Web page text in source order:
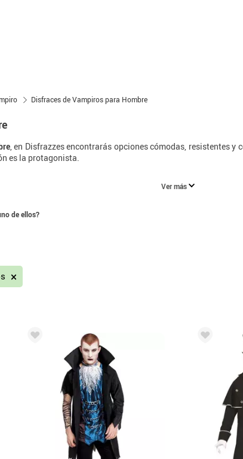
Disfraces de Vampiros para Hombre
, en Disfrazzes encontrarás opciones cómodas, resistentes
es la protagonista.
Ver más
de ellos?